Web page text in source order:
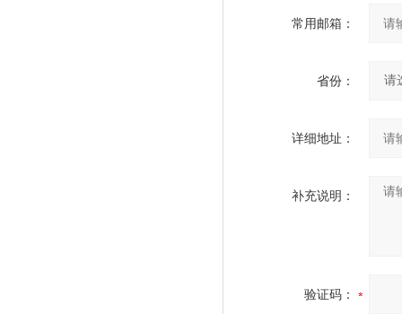
常用邮箱：
省份：
详细地址：
补充说明：
验证码：